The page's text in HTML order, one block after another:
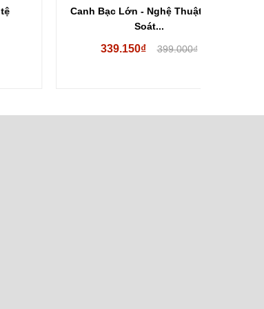
Canh Bạc Lớn - Nghệ Thuật Kiểm
399.000₫